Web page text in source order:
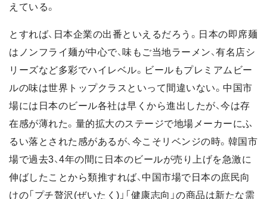
えている。
とすれば、日本企業の出番といえるだろう。日本の即席麺
はノンフライ麺が中心で、味もご当地ラーメン、有名店シ
リーズなど多彩でハイレベル。ビールもプレミアムビー
ルの味は世界トップクラスといって間違いない。中国市
場には日本のビール各社は早くから進出したが、今は存
在感が薄れた。量的拡大のステージで地場メーカーにふ
るい落とされた感があるが、今こそリベンジの時。韓国市
場で過去3、4年の間に日本のビールが売り上げを急激に
伸ばしたことから類推すれば、中国市場で日本の庶民向
けの「プチ贅沢(ぜいたく)」「健康志向」の商品は新たな需